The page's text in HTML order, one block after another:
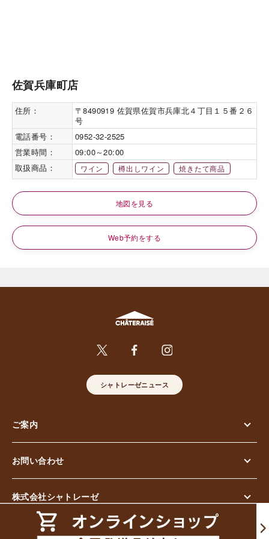
佐賀兵庫町店
住所：
〒8490919 佐賀県佐賀市兵庫北４丁目１５番２６
号
電話番号：
0952-32-2525
営業時間：
09:00～20:00
取扱商品：
ワイン 樽出しワイン 焼きたて商品
地図を見る
Web予約をする
シャトレーゼニュース
ご案内
お問い合わせ
株式会社シャトレーゼ
© Chateraise Co.,Ltd. All Rights Reserved.